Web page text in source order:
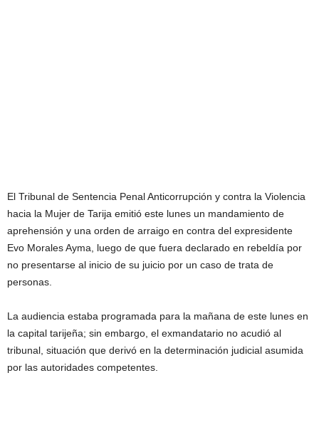
El Tribunal de Sentencia Penal Anticorrupción y contra la Violencia
hacia la Mujer de Tarija emitió este lunes un mandamiento de
aprehensión y una orden de arraigo en contra del expresidente
Evo Morales Ayma, luego de que fuera declarado en rebeldía por
no presentarse al inicio de su juicio por un caso de trata de
personas.
La audiencia estaba programada para la mañana de este lunes en
la capital tarijeña; sin embargo, el exmandatario no acudió al
tribunal, situación que derivó en la determinación judicial asumida
por las autoridades competentes.